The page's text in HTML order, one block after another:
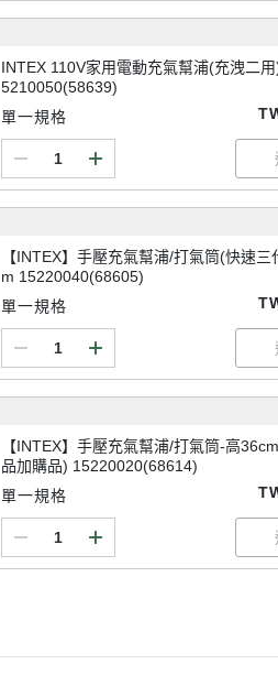
INTEX 110V家用電動充氣幫浦(充洩二
5210050(58639)
單一規格
【INTEX】手壓充氣幫浦/打氣筒(快速
m 15220040(68605)
單一規格
【INTEX】手壓充氣幫浦/打氣筒-高
品加購品) 15220020(68614)
單一規格